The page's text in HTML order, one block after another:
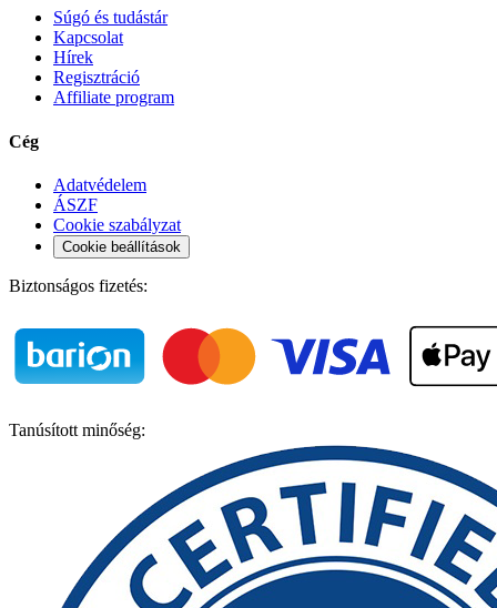
Súgó és tudástár
Kapcsolat
Hírek
Regisztráció
Affiliate program
Cég
Adatvédelem
ÁSZF
Cookie szabályzat
Cookie beállítások
Biztonságos fizetés:
Tanúsított minőség: